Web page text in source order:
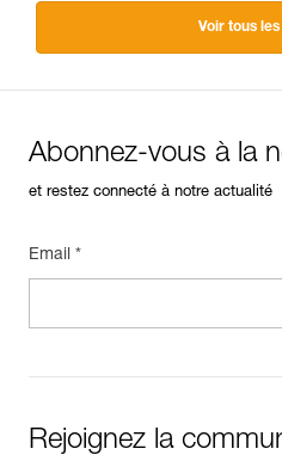
Voir tous
Abonnez-vous à la
et restez connecté à notre actualité
Email *
Rejoignez la